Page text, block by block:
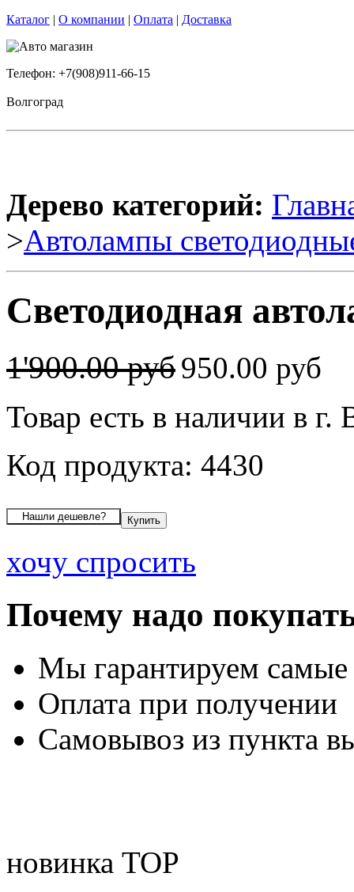
Каталог | О компании | Оплата | Доставка
Телефон: +7(908)911-66-15
Волгоград
Дерево категорий:
>Автолампы
Светодиодная
1'900.00 руб950.00 руб
Товар есть в наличии в г.
Код продукта: 4430
хочу спросить
Почему надо
Мы гарантируем
Оплата при получении
Самовывоз из пункта
новинка TOP